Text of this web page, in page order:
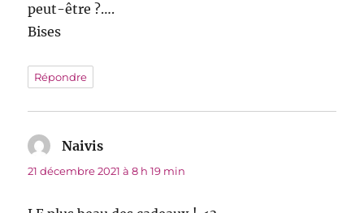
peut-être ?….
Bises
Répondre
Naivis
21 décembre 2021 à 8 h 19 min